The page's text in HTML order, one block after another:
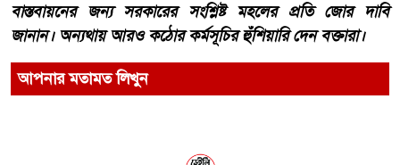
বাস্তবায়নের জন্য সরকারের সংশ্লিষ্ট মহলের প্রতি জোর দাবি
জানান। অন্যথায় আরও কঠোর কর্মসূচির হুঁশিয়ারি দেন বক্তারা।
আপনার মতামত লিখুন